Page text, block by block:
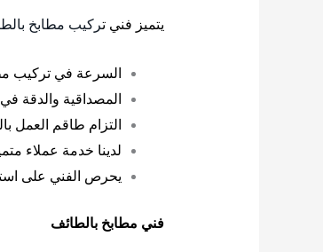
يتميز فني تركيب مطابخ
السرعة في تركيب
المصداقية والدقة
التزام طاقم العمل
لدينا خدمة عملاء متميزة تعمل خلال الـ 24 ساعة، وبالتالي
يحرص الفني على
فني مطابخ بالطائف